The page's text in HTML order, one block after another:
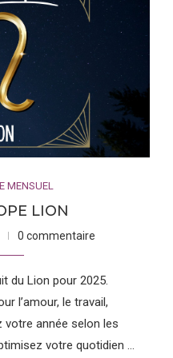
par les astres, les
comprendre ce qu’ils
sous ce signe sont
Elles aiment relever
sont réputés pour
pour leur fiabilité et
MENSUEL
LION
0 commentaire
du Lion pour 2025.
l’amour, le travail,
votre année selon les
votre quotidien …